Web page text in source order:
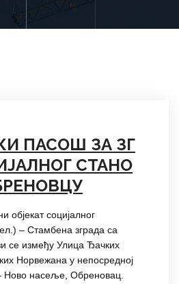
ПАСОШ ЗА ЗГ
СТАНО
објекат социјалног
– Стамбена зграда са
се између Улица Ђачких
Норвежана у непосредној
Ново насеље, Обреновац.